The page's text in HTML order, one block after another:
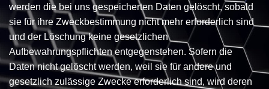
werden die bei uns gespeicherten Daten gelöscht, sobald
sie für ihre Zweckbestimmung nicht mehr erforderlich sind
und der Löschung keine gesetzlichen
Aufbewahrungspflichten entgegenstehen. Sofern die
Daten nicht gelöscht werden, weil sie für andere und
gesetzlich zulässige Zwecke erforderlich sind, wird deren